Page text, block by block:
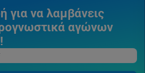
για να λαμβάνεις
αγώνων